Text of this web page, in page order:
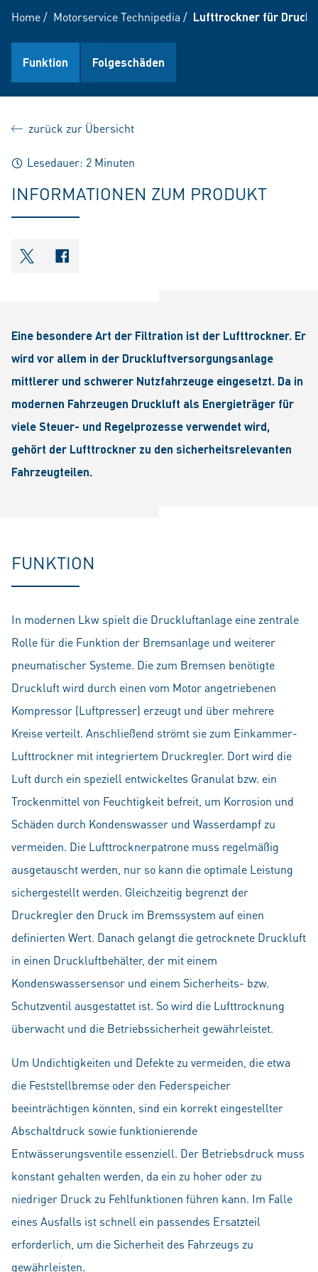
Home/ Motorservice Technipedia / Lufttrockner für
Funktion Folgeschäden
zurück zur Übersicht
Lesedauer: 2 Minuten
INFORMATIONEN ZUM PRODUKT
shareOntwitter
shareOnfacebook
Eine besondere Art der Filtration ist der Lufttrockner. Er
wird vor allem in der Druckluftversorgungsanlage
mittlerer und schwerer Nutzfahrzeuge eingesetzt. Da in
modernen Fahrzeugen Druckluft als Energieträger für
viele Steuer- und Regelprozesse verwendet wird,
gehört der Lufttrockner zu den sicherheitsrelevanten
Fahrzeugteilen.
FUNKTION
In modernen Lkw spielt die Druckluftanlage eine zentrale
Rolle für die Funktion der Bremsanlage und weiterer
pneumatischer Systeme. Die zum Bremsen benötigte
Druckluft wird durch einen vom Motor angetriebenen
Kompressor (Luftpresser) erzeugt und über mehrere
Kreise verteilt. Anschließend strömt sie zum Einkammer-
Lufttrockner mit integriertem Druckregler. Dort wird die
Luft durch ein speziell entwickeltes Granulat bzw. ein
Trockenmittel von Feuchtigkeit befreit, um Korrosion und
Schäden durch Kondenswasser und Wasserdampf zu
vermeiden. Die Lufttrocknerpatrone muss regelmäßig
ausgetauscht werden, nur so kann die optimale Leistung
sichergestellt werden. Gleichzeitig begrenzt der
Druckregler den Druck im Bremssystem auf einen
definierten Wert. Danach gelangt die getrocknete Druckluft
in einen Druckluftbehälter, der mit einem
Kondenswassersensor und einem Sicherheits- bzw.
Schutzventil ausgestattet ist. So wird die Lufttrocknung
überwacht und die Betriebssicherheit gewährleistet.
Um Undichtigkeiten und Defekte zu vermeiden, die etwa
die Feststellbremse oder den Federspeicher
beeinträchtigen könnten, sind ein korrekt eingestellter
Abschaltdruck sowie funktionierende
Entwässerungsventile essenziell. Der Betriebsdruck muss
konstant gehalten werden, da ein zu hoher oder zu
niedriger Druck zu Fehlfunktionen führen kann. Im Falle
eines Ausfalls ist schnell ein passendes Ersatzteil
erforderlich, um die Sicherheit des Fahrzeugs zu
gewährleisten.